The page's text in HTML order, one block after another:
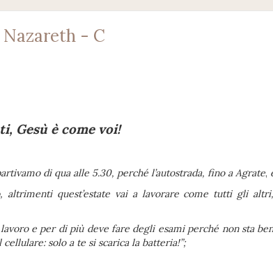
- C
Gesù è come voi!
di qua alle 5.30, perché l’autostrada, fino a Agrate,
quest’estate vai a lavorare come tutti gli
e per di più deve fare degli esami perché non sta
solo a te si scarica la batteria!”;